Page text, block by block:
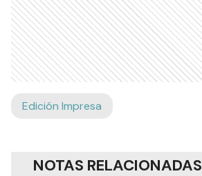
Edición Impresa
NOTAS RELACIONADAS